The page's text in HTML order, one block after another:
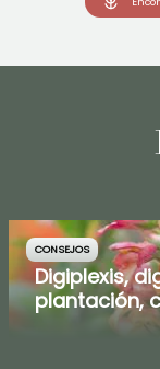
CONSEJOS
Digiplexis,
plantación,